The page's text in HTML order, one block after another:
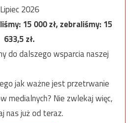
Lipiec 2026
15 000zł, zebraliśmy:15
633,5zł.
do dalszego wsparcia naszej
jak ważne jest przetrwanie
medialnych? Nie zwlekaj więc,
nas już od teraz.